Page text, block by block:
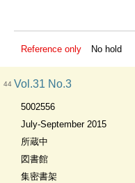
Reference only No hold
44 Vol.31 No.3
5002556
July-September 2015
所蔵中
図書館
集密書架